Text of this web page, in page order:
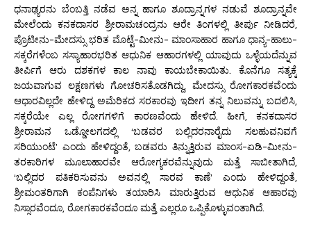
ಧನಾಢ್ಯರನು ಬೆಂಬತ್ತಿ ನಡೆವ ಅನ್ನ ಹಾಗೂ ಶೂದ್ರಾನ್ನಗಳ ನಡುವೆ ಶೂದ್ರಾನ್ನವೇ
ಮೇಲೆಂದು ಕನಕದಾಸರ ಶ್ರೀರಾಮಚಂದ್ರನು ಆರೇ ತಿಂಗಳಲ್ಲಿ ತೀರ್ಪು ನೀಡಿದರೆ,
ಪ್ರೊಟೀನು-ಮೇದಸ್ಸು ಭರಿತ ಮೊಟ್ಟೆ-ಮೀನು- ಮಾಂಸಾಹಾರ ಹಾಗೂ ಧಾನ್ಯ-ಹಾಲು-
ಸಕ್ಕರೆಗಳೆಂಬ ಸಸ್ಯಾಹಾರಭರಿತ ಆಧುನಿಕ ಆಹಾರಗಳಲ್ಲಿ ಯಾವುದು ಒಳ್ಳೆಯದೆನ್ನುವ
ತೀರ್ಪಿಗೆ ಆರು ದಶಕಗಳ ಕಾಲ ನಾವು ಕಾಯಬೇಕಾಯಿತು. ಕೊನೆಗೂ ಸತ್ಯಕ್ಕೆ
ಜಯವಾಗುವ ಲಕ್ಷಣಗಳು ಗೋಚರಿಸತೊಡಗಿದ್ದು, ಮೇದಸ್ಸು ರೋಗಕಾರಕವೆಂದು
ಆಧಾರವಿಲ್ಲದೇ ಹೇಳಿದ್ದ ಅಮೆರಿಕದ ಸರಕಾರವು ಇದೀಗ ತನ್ನ ನಿಲುವನ್ನು ಬದಲಿಸಿ,
ಸಕ್ಕರೆಯೇ ಎಲ್ಲ ರೋಗಗಳಿಗೆ ಕಾರಣವೆಂದು ಹೇಳಿದೆ. ಹೀಗೆ, ಕನಕದಾಸರ
ಶ್ರೀರಾಮನ ಒಡ್ಡೋಲಗದಲ್ಲಿ ‘ಬಡವರ ಬಲ್ಲಿದರನಾರೈದು ಸಲಹುವನಿವಗೆ
ಸರಿಯುಂಟೆ’ ಎಂದು ಹೇಳಿದ್ದಂತೆ, ಬಡವರು ತಿನ್ನುತ್ತಿರುವ ಮಾಂಸ-ಏಡಿ-ಮೀನು-
ತರಕಾರಿಗಳ ಮೂಲಾಹಾರವೇ ಆರೋಗ್ಯಕರವೆನ್ನುವುದು ಮತ್ತೆ ಸಾಬೀತಾಗಿದೆ,
‘ಬಲ್ಲಿದರ ಪತಿಕರಿಸುವನು ಅವನಲ್ಲಿ ಸಾರವ ಕಾಣೆ’ ಎಂದು ಹೇಳಿದ್ದಂತೆ,
ಶ್ರೀಮಂತರಿಗಾಗಿ ಕಂಪೆನಿಗಳು ತಯಾರಿಸಿ ಮಾರುತ್ತಿರುವ ಆಧುನಿಕ ಆಹಾರವು
ನಿಸ್ಸಾರವೆಂದೂ, ರೋಗಕಾರಕವೆಂದೂ ಮತ್ತೆ ಎಲ್ಲರೂ ಒಪ್ಪಿಕೊಳ್ಳುವಂತಾಗಿದೆ.